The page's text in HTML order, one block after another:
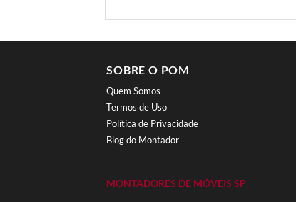
SOBRE O POM
Quem Somos
Termos de Uso
Política de Privacidade
Blog do Montador
MONTADORES DE MÓVEIS SP